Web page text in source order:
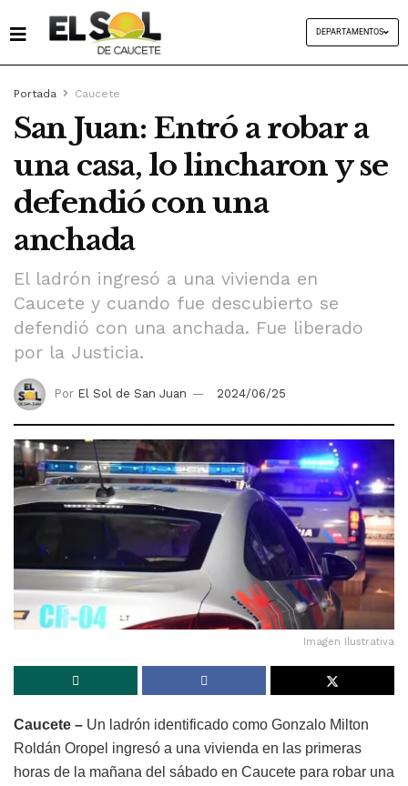
DEPARTAMENTOS
Portada Caucete
San Juan: Entró a robar a
una casa, lo lincharon y se
defendió con una
anchada
El ladrón ingresó a una vivienda en
Caucete y cuando fue descubierto se
defendió con una anchada. Fue liberado
por la Justicia.
Por El Sol de San Juan 2024/06/25
Imagen Ilustrativa
Caucete – Un ladrón identificado como Gonzalo Milton
Roldán Oropel ingresó a una vivienda en las primeras
horas de la mañana del sábado en Caucete para robar una